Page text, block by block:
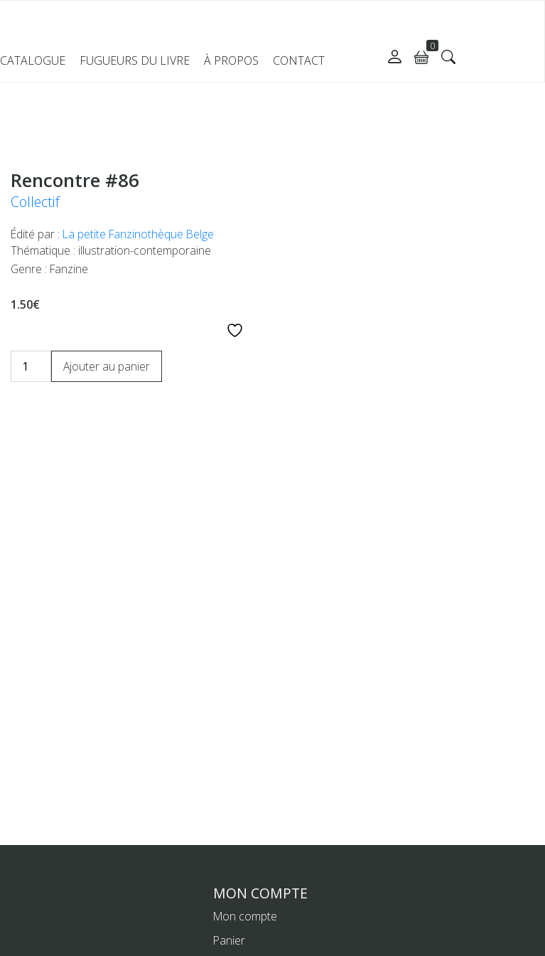
CATALOGUE FUGUEURS DU LIVRE À PROPOS CONTACT
0
Rencontre #86
Collectif
Édité par : La petite Fanzinothèque Belge
Thématique : illustration-contemporaine
Genre : Fanzine
1.50€
Ajouter au panier
MON COMPTE
Mon compte
Panier